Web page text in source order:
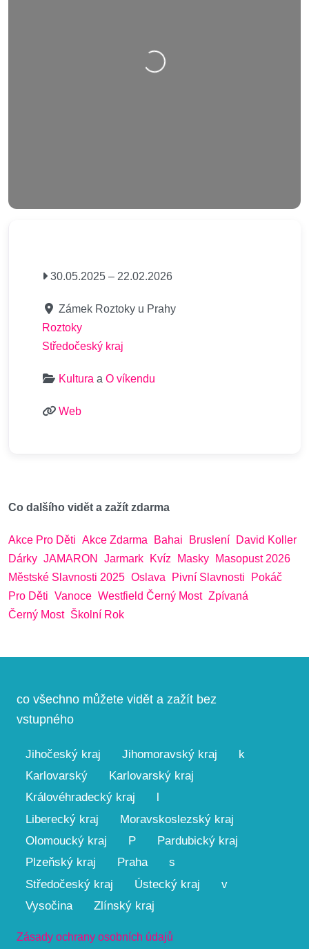
Nahrávání….
30.05.2025 – 22.02.2026
Zámek Roztoky u Prahy
Roztoky
Středočeský kraj
Kultura a O víkendu
Web
Co dalšího vidět a zažít zdarma
Akce Pro Děti Akce Zdarma Bahai Bruslení
David Koller
Dárky JAMARON Jarmark Kvíz Masky
Masopust 2026
Městské Slavnosti 2025 Oslava Pivní Slavnosti
Pokáč
Pro Děti Vanoce Westfield Černý Most Zpívaná
Černý Most Školní Rok
co všechno můžete vidět a zažít bez
vstupného
Jihočeský kraj Jihomoravský kraj
k
Karlovarský
Karlovarský kraj
Královéhradecký kraj
Liberecký kraj
Moravskoslezský kraj
Olomoucký kraj
P
Pardubický kraj
Plzeňský kraj
Praha
s
Středočeský kraj
Ústecký kraj
v
Vysočina
Zlínský kraj
Zásady ochrany osobních údajů